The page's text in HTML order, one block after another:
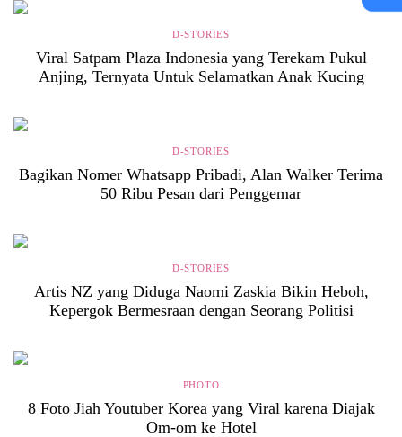
D-STORIES
Viral Satpam Plaza Indonesia yang Terekam Pukul
Anjing, Ternyata Untuk Selamatkan Anak Kucing
D-STORIES
Bagikan Nomer Whatsapp Pribadi, Alan Walker Terima
50 Ribu Pesan dari Penggemar
D-STORIES
Artis NZ yang Diduga Naomi Zaskia Bikin Heboh,
Kepergok Bermesraan dengan Seorang Politisi
PHOTO
8 Foto Jiah Youtuber Korea yang Viral karena Diajak
Om-om ke Hotel